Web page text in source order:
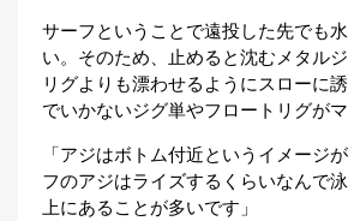
サーフということで遠投した先でも
い。そのため、止めると沈むメタル
リグよりも漂わせるようにスローに
でいかないジグ単やフロートリグがマ
「アジはボトム付近というイメージ
フのアジはライズするくらいなんで
上にあることが多いです」